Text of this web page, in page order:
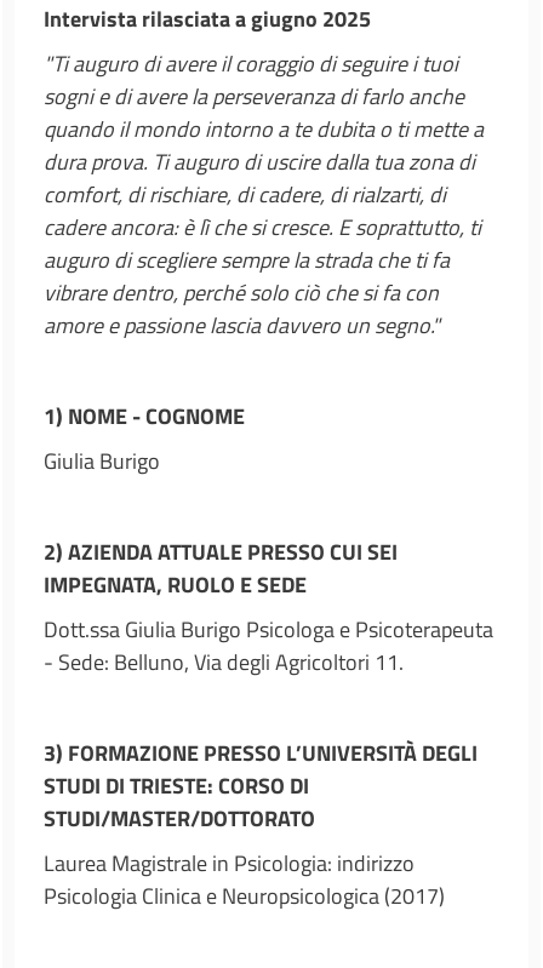
Intervista rilasciata a giugno 2025
"Ti auguro di avere il coraggio di seguire i tuoi
sogni e di avere la perseveranza di farlo anche
quando il mondo intorno a te dubita o ti mette a
dura prova. Ti auguro di uscire dalla tua zona di
comfort, di rischiare, di cadere, di rialzarti, di
cadere ancora: è lì che si cresce. E soprattutto, ti
auguro di scegliere sempre la strada che ti fa
vibrare dentro, perché solo ciò che si fa con
amore e passione lascia davvero un segno."
1) NOME - COGNOME
Giulia Burigo
2) AZIENDA ATTUALE PRESSO CUI SEI
IMPEGNATA, RUOLO E SEDE
Dott.ssa Giulia Burigo Psicologa e Psicoterapeuta
- Sede: Belluno, Via degli Agricoltori 11.
3) FORMAZIONE PRESSO L’UNIVERSITÀ DEGLI
STUDI DI TRIESTE: CORSO DI
STUDI/MASTER/DOTTORATO
Laurea Magistrale in Psicologia: indirizzo
Psicologia Clinica e Neuropsicologica (2017)